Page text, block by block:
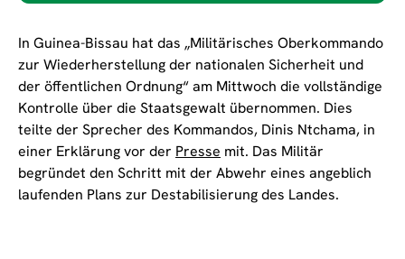
In Guinea-Bissau hat das „Militärisches Oberkommando
zur Wiederherstellung der nationalen Sicherheit und
der öffentlichen Ordnung“ am Mittwoch die vollständige
Kontrolle über die Staatsgewalt übernommen. Dies
teilte der Sprecher des Kommandos, Dinis Ntchama, in
einer Erklärung vor der Presse mit. Das Militär
begründet den Schritt mit der Abwehr eines angeblich
laufenden Plans zur Destabilisierung des Landes.